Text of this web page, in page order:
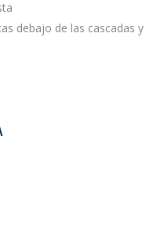
debajo de las cascadas y